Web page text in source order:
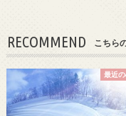
RECOMMEND こちら
最近